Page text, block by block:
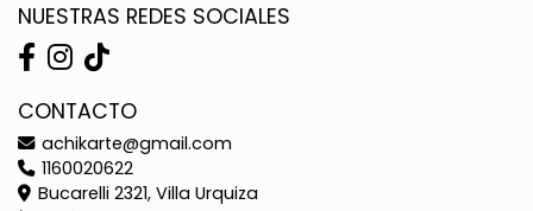
NUESTRAS REDES SOCIALES
CONTACTO
achikarte@gmail.com
1160020622
Bucarelli 2321, Villa Urquiza